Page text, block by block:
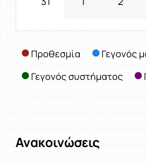
Προθεσμία
Γεγονός
Γεγονός συστήματος
Ανακοινώσεις